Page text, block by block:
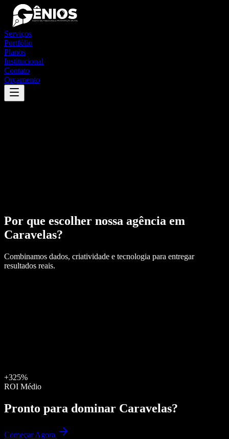
Serviços
Portfólio
Planos
Institucional
Contato
Orçamento
Por que escolher nossa agência em
Caravelas?
Combinamos dados, criatividade e tecnologia para entregar
resultados reais.
+325%
ROI Médio
Pronto para dominar Caravelas?
Começar Agora